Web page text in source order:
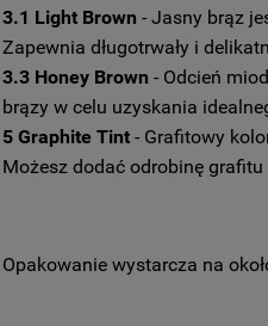
3.1 Light Brown - Jasny brąz
Zapewnia długotrwały i
3.3 Honey Brown - Odcień
brązy w celu uzyskania
5 Graphite Tint - Grafitowy
Możesz dodać odrobinę
Opakowanie wystarcza na